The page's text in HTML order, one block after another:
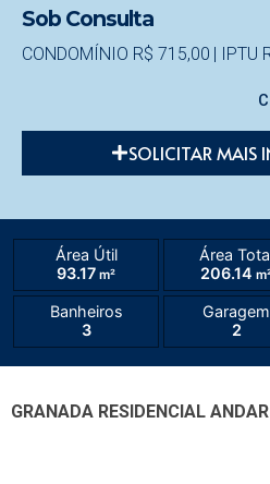
Sob Consulta
CONDOMÍNIO R$ 715,00 |
SOLICITAR MAIS
Área Útil
93.17 m²
Área
206.14
Banheiros
3
Garagem
2
GRANADA RESIDENCIAL